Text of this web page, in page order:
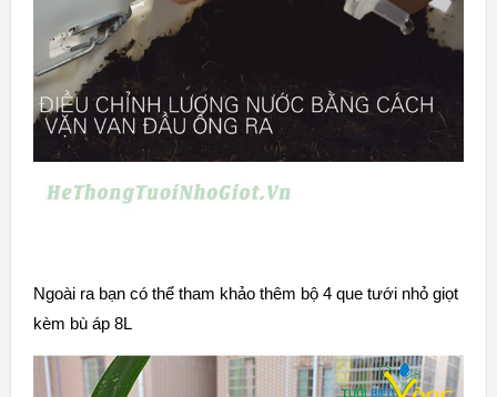
Ngoài ra bạn có thể tham khảo thêm bộ 4 que tưới nhỏ giọt
kèm bù áp 8L